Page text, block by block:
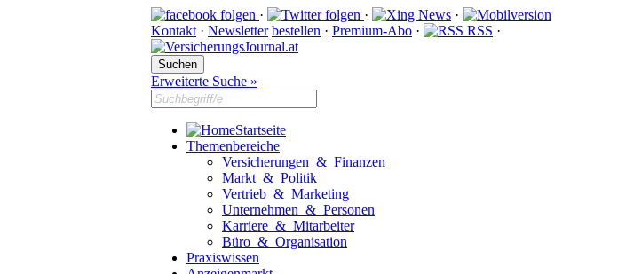
· ·
·
Kontakt · Newsletter bestellen · Premium-Abo · RSS ·
Erweiterte Suche »
Startseite
Themenbereiche
Versicherungen & Finanzen
Markt & Politik
Vertrieb & Marketing
Unternehmen & Personen
Karriere & Mitarbeiter
Büro & Organisation
Praxiswissen